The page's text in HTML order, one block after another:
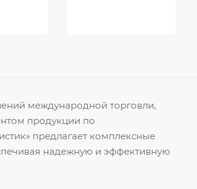
международной торговли,
продукции по
предлагает комплексные
надежную и эффективную